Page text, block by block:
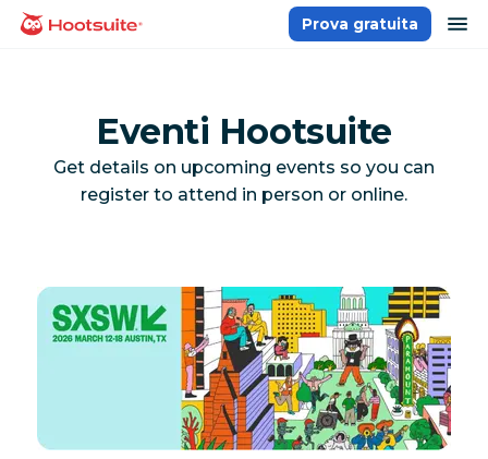
Salta
Homepage
Prova gratuita
Eventi Hootsuite
Get details on upcoming events so you can
register to attend in person or online.